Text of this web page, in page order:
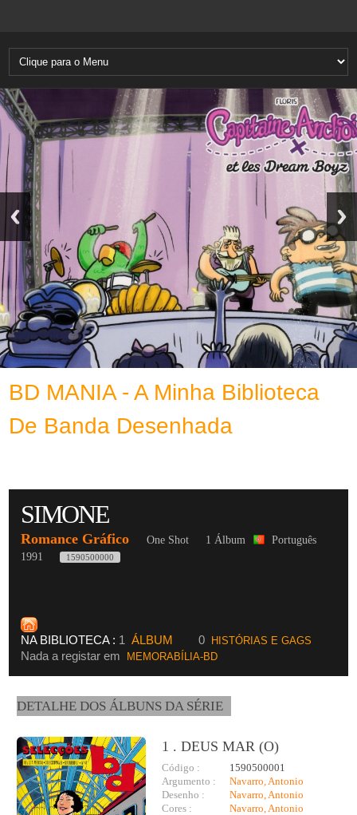
BD MANIA - A Minha Biblioteca
De Banda Desenhada
SIMONE
Romance Gráfico One Shot 1 Álbum
Português
1991
1590500000
NA BIBLIOTECA : 1 ÁLBUM 0 HISTÓRIAS E GAGS
Nada a registar em MEMORABÍLIA-BD
DETALHE DOS ÁLBUNS DA SÉRIE
1 . DEUS MAR (O)
Código :
1590500001
Argumento :
Navarro, Antonio
Desenho :
Navarro, Antonio
Cores :
Navarro, Antonio